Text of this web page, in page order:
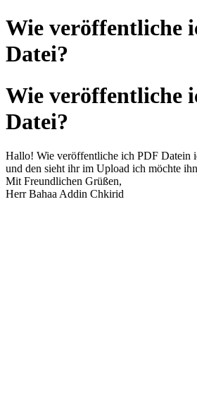
Wie veröffentliche
Datei?
Wie veröffentliche
Datei?
Hallo! Wie veröffentliche ich PDF Datein
und den sieht ihr im Upload ich möchte
Mit Freundlichen Grüßen,
Herr Bahaa Addin Chkirid